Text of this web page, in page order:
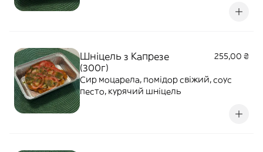
Шніцель з Капрезе
(300г)
255,00 ₴
Сир моцарела, помідор свіжий, соус
песто, курячий шніцель